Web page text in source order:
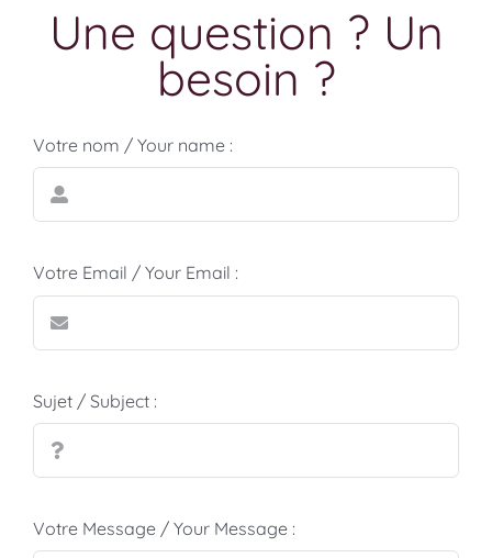
Une question ? Un
besoin ?
Votre nom / Your name :
Votre Email / Your Email :
Sujet / Subject :
Votre Message / Your Message :